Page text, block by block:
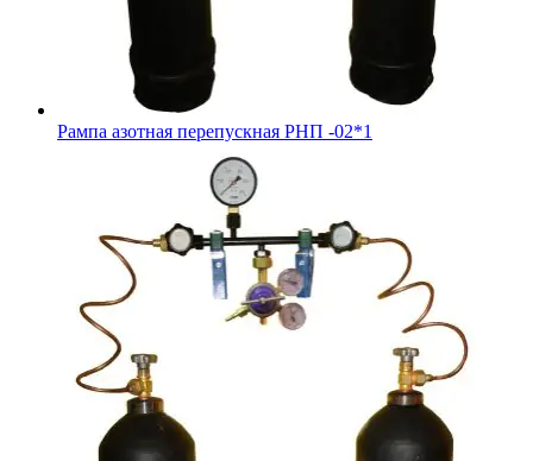
Рампа азотная перепускная РНП -02*1